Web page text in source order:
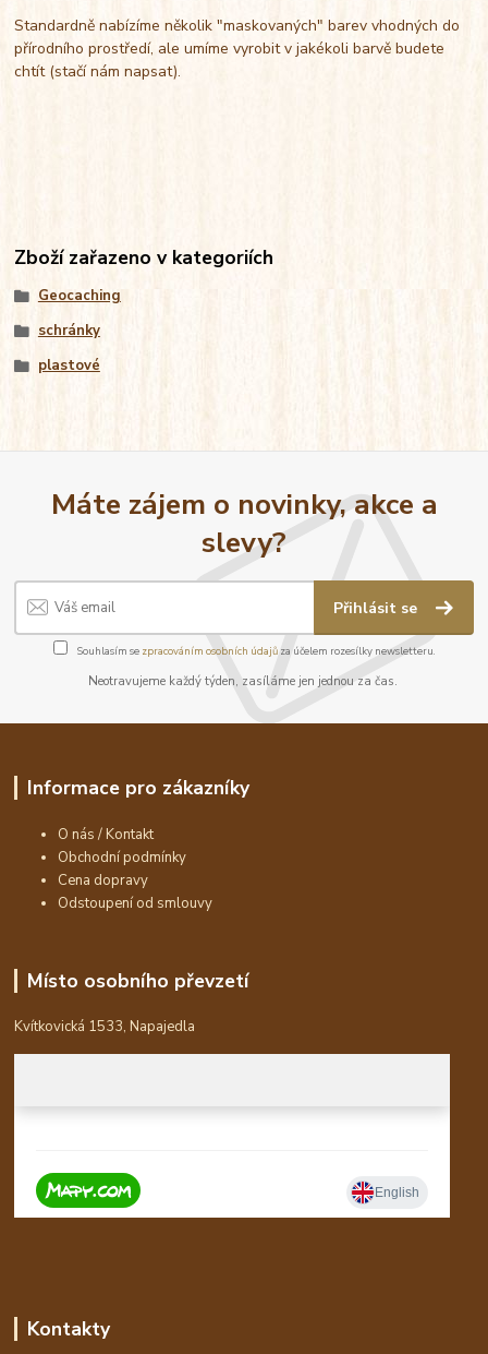
Standardně nabízíme několik "maskovaných" barev vhodných do
přírodního prostředí, ale umíme vyrobit v jakékoli barvě budete
chtít (stačí nám napsat).
Zboží zařazeno v kategoriích
Geocaching
schránky
plastové
Máte zájem o novinky, akce a
slevy?
Přihlásit se
Souhlasím se zpracováním osobních údajůza účelem rozesílky newsletteru.
Neotravujeme každý týden, zasíláme jen jednou za čas.
Informace pro zákazníky
O nás / Kontakt
Obchodní podmínky
Cena dopravy
Odstoupení od smlouvy
Místo osobního převzetí
Kvítkovická 1533, Napajedla
Kontakty